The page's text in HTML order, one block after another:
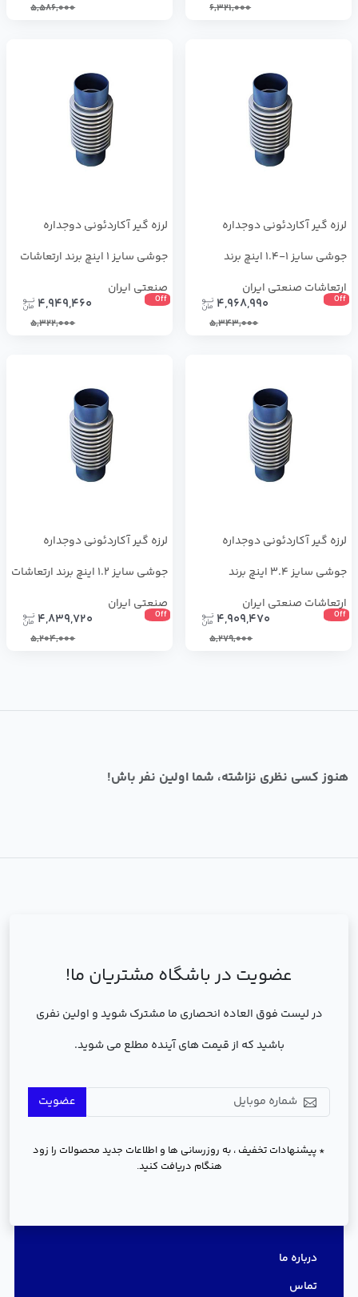
6,321,000
5,586,000
لرزه گیر آکاردئونی دوجداره
جوشی سایز 1-1.4 اینچ برند
ارتعاشات صنعتی ایران
Off
4,968,990
5,343,000
لرزه گیر آکاردئونی دوجداره
جوشی سایز 1 اینچ برند ارتعاشات
صنعتی ایران
Off
4,949,460
5,322,000
لرزه گیر آکاردئونی دوجداره
جوشی سایز 3.4 اینچ برند
ارتعاشات صنعتی ایران
Off
4,909,470
5,279,000
لرزه گیر آکاردئونی دوجداره
جوشی سایز 1.2 اینچ برند ارتعاشات
صنعتی ایران
Off
4,839,720
5,204,000
هنوز کسی نظری نزاشته، شما اولین نفر باش!
عضویت در باشگاه مشتریان ما!
در لیست فوق العاده انحصاری ما مشترک شوید و اولین نفری
باشید که از قیمت های آینده مطلع می شوید.
عضویت
* پیشنهادات تخفیف ، به روزرسانی ها و اطلاعات جدید محصولات را زود
هنگام دریافت کنید.
درباره ما
تماس